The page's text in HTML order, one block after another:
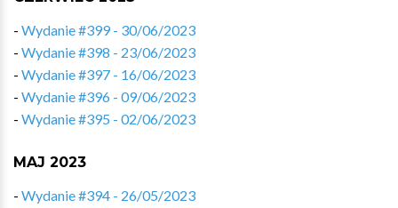
- Wydanie #399 - 30/06/2023
- Wydanie #398 - 23/06/2023
- Wydanie #397 - 16/06/2023
- Wydanie #396 - 09/06/2023
- Wydanie #395 - 02/06/2023
MAJ 2023
- Wydanie #394 - 26/05/2023